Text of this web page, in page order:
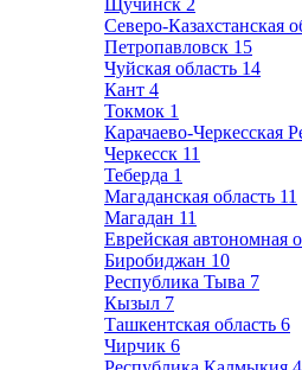
Щучинск 2
Северо-Казахстанская
Петропавловск 15
Чуйская область 14
Кант 4
Токмок 1
Карачаево-Черкесская
Черкесск 11
Теберда 1
Магаданская область 11
Магадан 11
Еврейская автономная
Биробиджан 10
Республика Тыва 7
Кызыл 7
Ташкентская область 6
Чирчик 6